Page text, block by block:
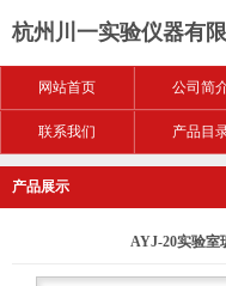
杭州川一实验仪器有
网站首页 公司简
联系我们 产品目
产品展示
AYJ-20实验室